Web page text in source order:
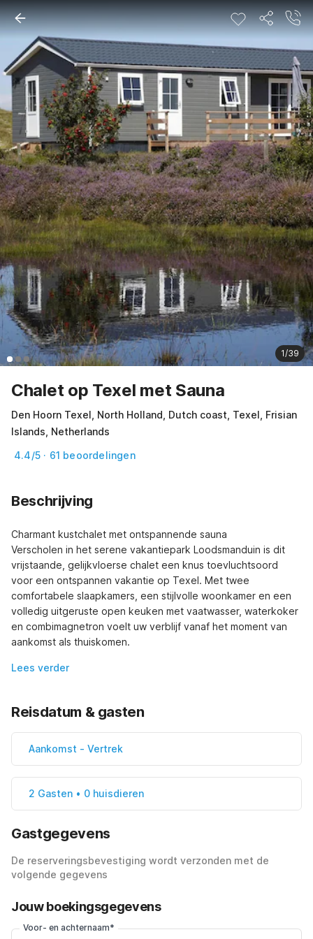
1/39
Chalet op Texel met Sauna
Den Hoorn Texel, North Holland, Dutch coast, Texel, Frisian
Islands, Netherlands
4.4/5 · 61 beoordelingen
Beschrijving
Charmant kustchalet met ontspannende sauna
Verscholen in het serene vakantiepark Loodsmanduin is dit
vrijstaande, gelijkvloerse chalet een knus toevluchtsoord
voor een ontspannen vakantie op Texel. Met twee
comfortabele slaapkamers, een stijlvolle woonkamer en een
volledig uitgeruste open keuken met vaatwasser, waterkoker
en combimagnetron voelt uw verblijf vanaf het moment van
aankomst als thuiskomen.
Lees verder
Reisdatum & gasten
Aankomst - Vertrek
2 Gasten • 0 huisdieren
Gastgegevens
De reserveringsbevestiging wordt verzonden met de
volgende gegevens
Jouw boekingsgegevens
Voor- en achternaam*